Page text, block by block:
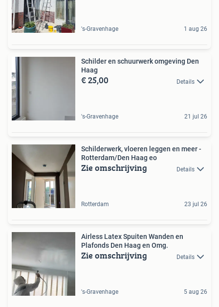
's-Gravenhage 1 aug 26
Schilder en schuurwerk omgeving Den
Haag
€ 25,00 Details
's-Gravenhage 21 jul 26
Schilderwerk, vloeren leggen en meer -
Rotterdam/Den Haag eo
Zie omschrijving Details
Rotterdam 23 jul 26
Airless Latex Spuiten Wanden en
Plafonds Den Haag en Omg.
Zie omschrijving Details
's-Gravenhage 5 aug 26